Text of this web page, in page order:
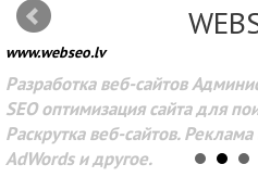
www.webseo.lv
Разработка веб-сайтов
SEO оптимизация сайта для
Раскрутка веб-сайтов.
AdWords и другое.